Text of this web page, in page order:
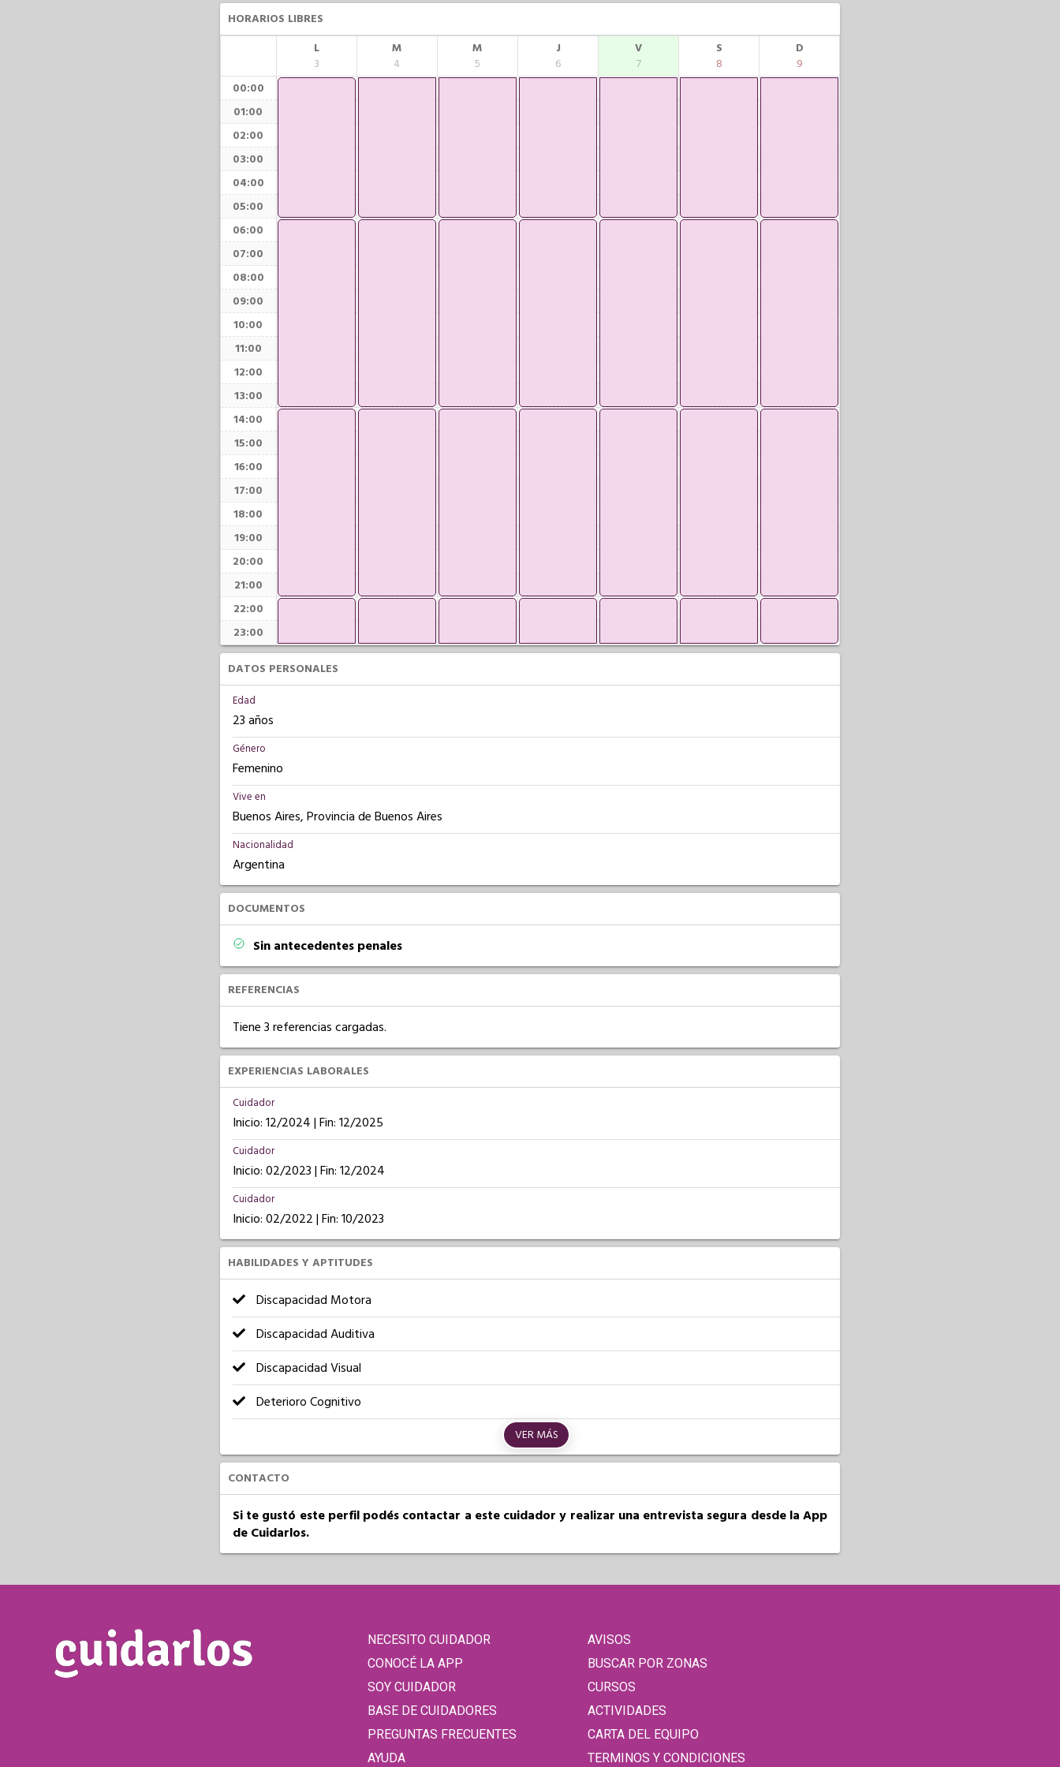
HORARIOS LIBRES
L
3
M
4
M
5
J
6
V
7
S
8
D
9
00:00
01:00
02:00
03:00
04:00
05:00
06:00
07:00
08:00
09:00
10:00
11:00
12:00
13:00
14:00
15:00
16:00
17:00
18:00
19:00
20:00
21:00
22:00
23:00
DATOS PERSONALES
Edad
23 años
Género
Femenino
Vive en
Buenos Aires, Provincia de Buenos Aires
Nacionalidad
Argentina
DOCUMENTOS
Sin antecedentes penales
REFERENCIAS
Tiene 3 referencias cargadas.
EXPERIENCIAS LABORALES
Cuidador
Inicio: 12/2024 | Fin: 12/2025
Cuidador
Inicio: 02/2023 | Fin: 12/2024
Cuidador
Inicio: 02/2022 | Fin: 10/2023
HABILIDADES Y APTITUDES
Discapacidad Motora
Discapacidad Auditiva
Discapacidad Visual
Deterioro Cognitivo
VER MÁS
CONTACTO
Si te gustó este perfil podés contactar a este cuidador y realizar una entrevista segura desde la App
de Cuidarlos.
NECESITO CUIDADOR
CONOCÉ LA APP
SOY CUIDADOR
BASE DE CUIDADORES
PREGUNTAS FRECUENTES
AYUDA
AVISOS
BUSCAR POR ZONAS
CURSOS
ACTIVIDADES
CARTA DEL EQUIPO
TERMINOS Y CONDICIONES